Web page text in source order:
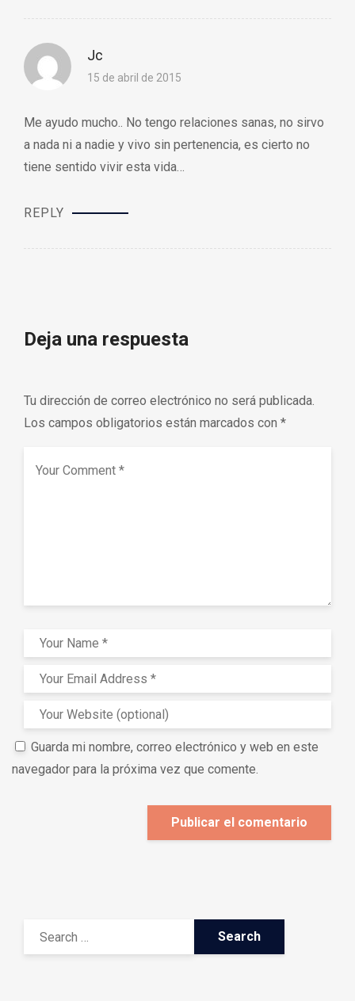
Jc
15 de abril de 2015
Me ayudo mucho.. No tengo relaciones sanas, no sirvo
a nada ni a nadie y vivo sin pertenencia, es cierto no
tiene sentido vivir esta vida…
REPLY
Deja una respuesta
Tu dirección de correo electrónico no será publicada.
Los campos obligatorios están marcados con *
Guarda mi nombre, correo electrónico y web en este
navegador para la próxima vez que comente.